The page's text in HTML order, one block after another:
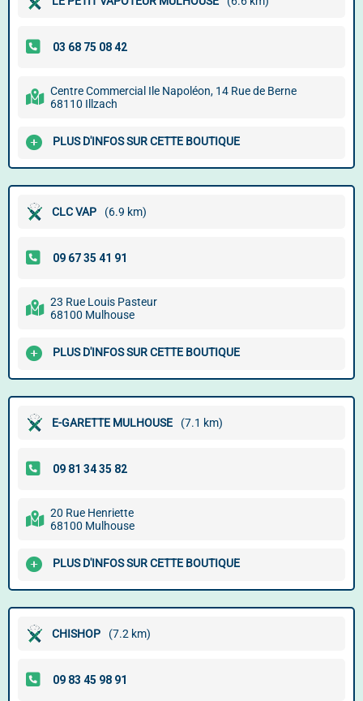
Centre Commercial Ile Napoléon, 14 Rue de Berne
68110 Illzach
PLUS D'INFOS SUR CETTE BOUTIQUE
CLC VAP (6.9 km)
23 Rue Louis Pasteur
68100 Mulhouse
PLUS D'INFOS SUR CETTE BOUTIQUE
E-GARETTE MULHOUSE (7.1 km)
20 Rue Henriette
68100 Mulhouse
PLUS D'INFOS SUR CETTE BOUTIQUE
CHISHOP (7.2 km)